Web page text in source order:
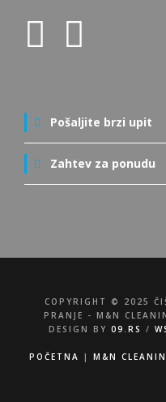
Pošaljite brzi upit
Zahtev za ponudu
COPYRIGHT © 2025
PRANJE - M&N
DESIGN BY 09.RS /
POČETNA | M&N